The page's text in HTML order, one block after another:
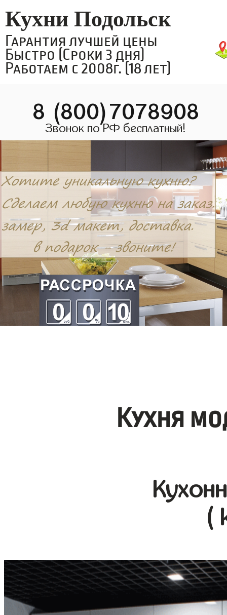
Кухни Подольск
Гарантия лучшей цены
Быстро (Сроки 3 дня)
Работаем с 2008г. (18 лет)
8 (800)7078908
Звонок по РФ бесплатный!
Кухня
(